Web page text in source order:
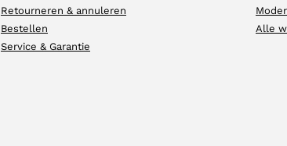
Retourneren & annuleren
Bestellen
Service & Garantie
Alle